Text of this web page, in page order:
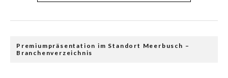
Premiumpräsentation im Standort Meerbusch –
Branchenverzeichnis